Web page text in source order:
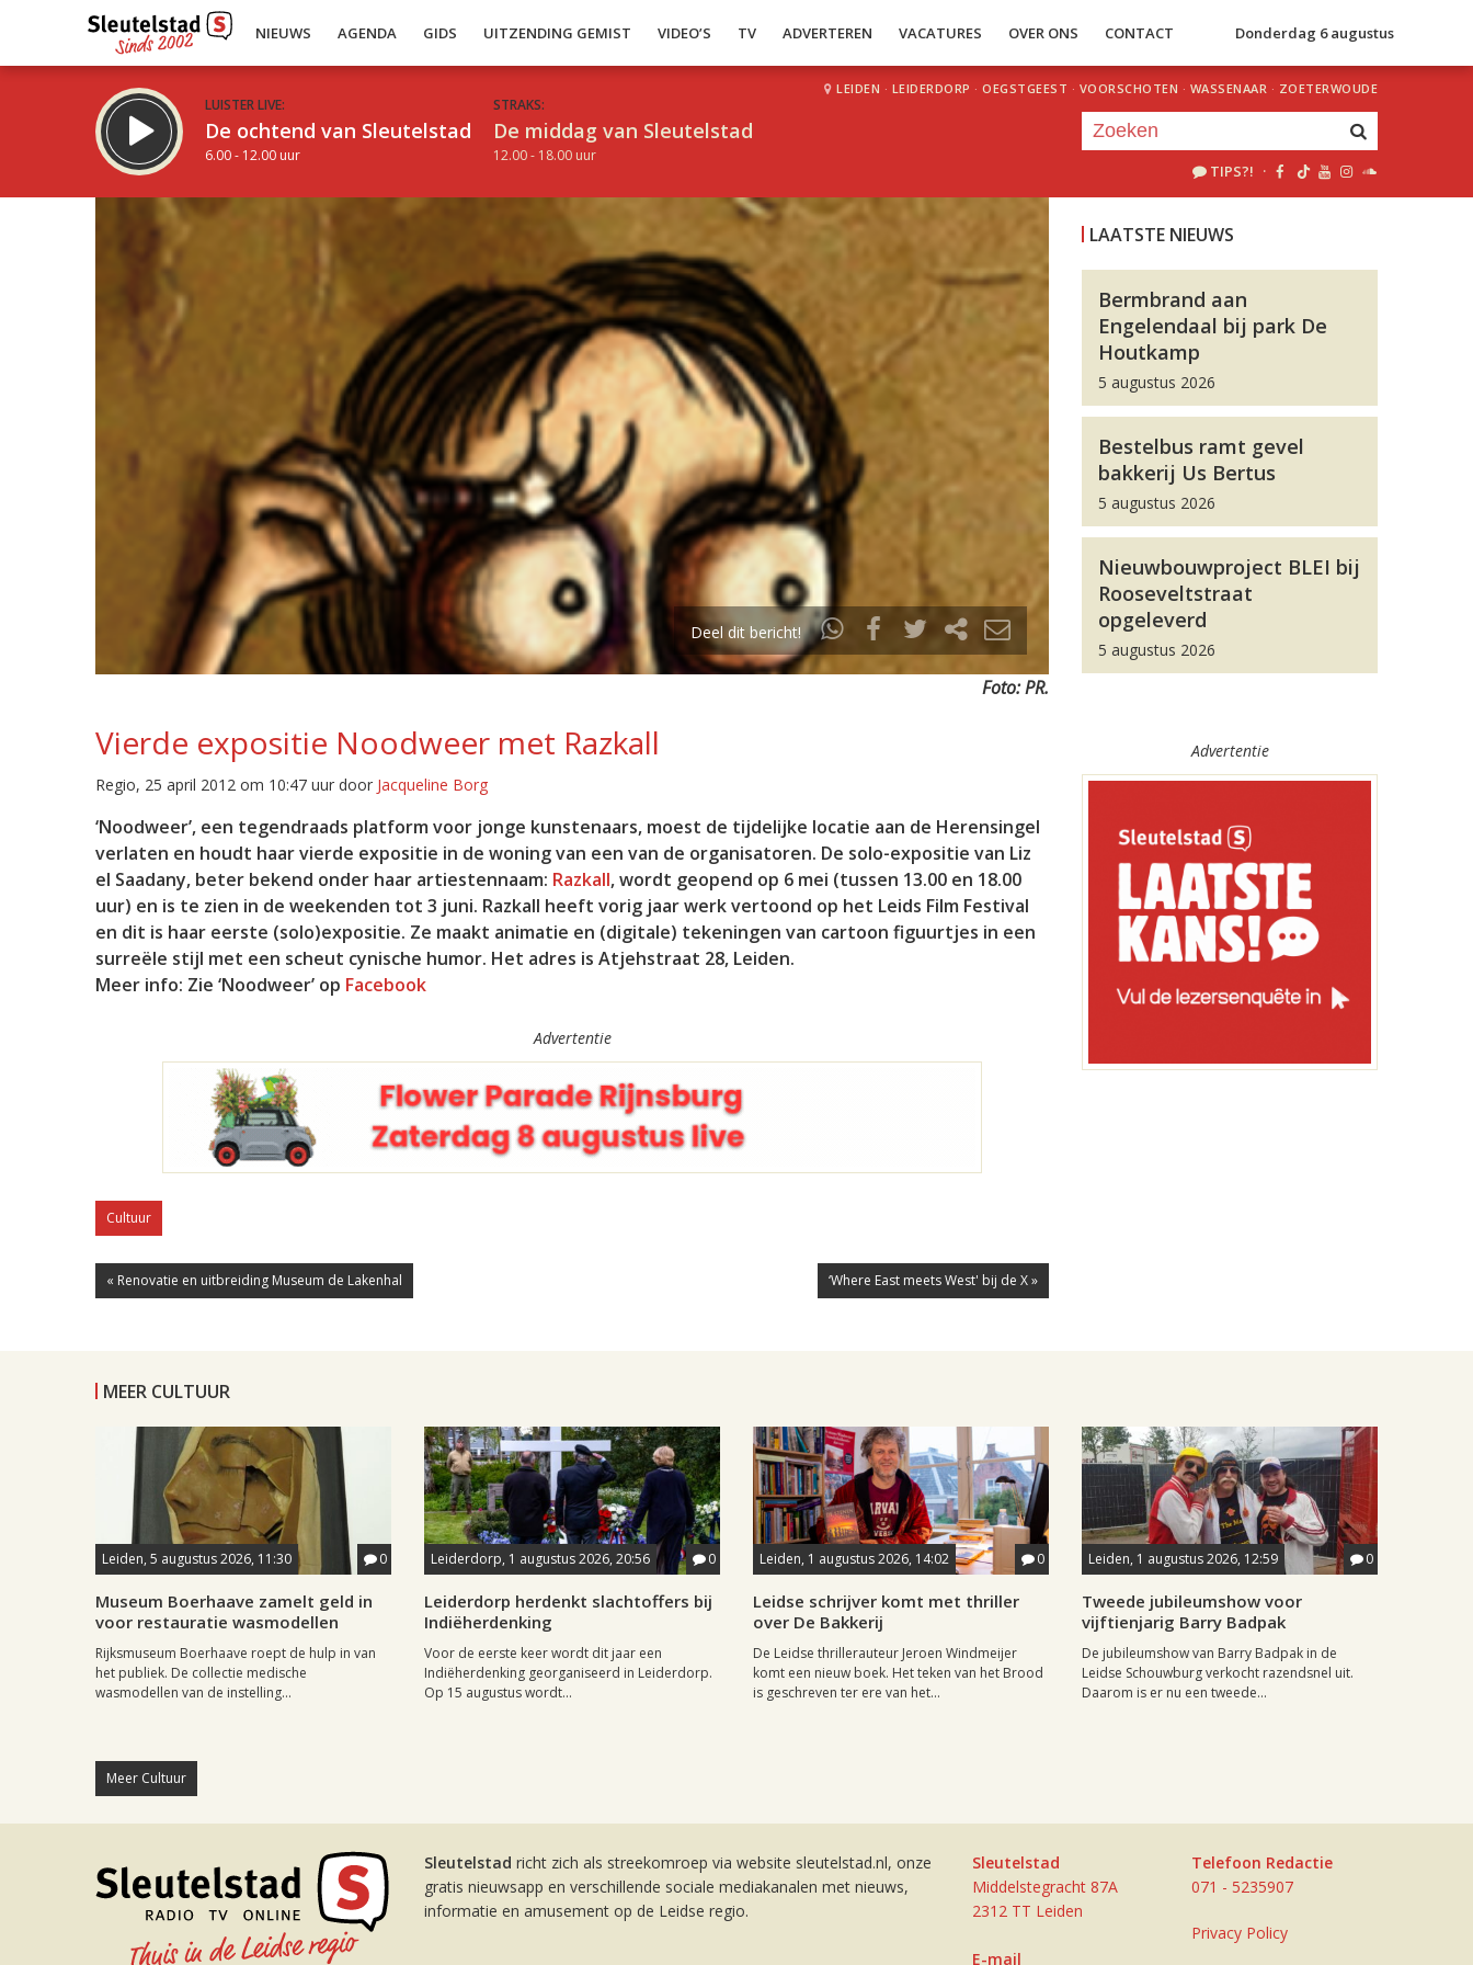
NIEUWS AGENDA GIDS UITZENDING GEMIST VIDEO’S TV ADVERTEREN VACATURES OVER ONS CONTACT Donderdag 6 augustus
LUISTER LIVE:
De ochtend van Sleutelstad
6.00 - 12.00 uur
STRAKS:
De middag van Sleutelstad
12.00 - 18.00 uur
LEIDEN · LEIDERDORP · OEGSTGEEST · VOORSCHOTEN · WASSENAAR · ZOETERWOUDE
TIPS?! ·
Deel dit bericht!
Foto: PR.
Vierde expositie Noodweer met Razkall
Regio, 25 april 2012 om 10:47 uur door Jacqueline Borg
‘Noodweer’, een tegendraads platform voor jonge kunstenaars, moest de tijdelijke locatie aan de Herensingel
verlaten en houdt haar vierde expositie in de woning van een van de organisatoren. De solo-expositie van Liz
el Saadany, beter bekend onder haar artiestennaam: Razkall, wordt geopend op 6 mei (tussen 13.00 en 18.00
uur) en is te zien in de weekenden tot 3 juni. Razkall heeft vorig jaar werk vertoond op het Leids Film Festival
en dit is haar eerste (solo)expositie. Ze maakt animatie en (digitale) tekeningen van cartoon figuurtjes in een
surreële stijl met een scheut cynische humor. Het adres is Atjehstraat 28, Leiden.
Meer info: Zie ‘Noodweer’ op Facebook
Advertentie
Cultuur
« Renovatie en uitbreiding Museum de Lakenhal ‘Where East meets West' bij de X »
LAATSTE NIEUWS
Bermbrand aan
Engelendaal bij park De
Houtkamp
5 augustus 2026
Bestelbus ramt gevel
bakkerij Us Bertus
5 augustus 2026
Nieuwbouwproject BLEI bij
Rooseveltstraat
opgeleverd
5 augustus 2026
Advertentie
MEER CULTUUR
Leiden, 5 augustus 2026, 11:30 0
Museum Boerhaave zamelt geld in
voor restauratie wasmodellen
Rijksmuseum Boerhaave roept de hulp in van
het publiek. De collectie medische
wasmodellen van de instelling...
Leiderdorp, 1 augustus 2026, 20:56 0
Leiderdorp herdenkt slachtoffers bij
Indiëherdenking
Voor de eerste keer wordt dit jaar een
Indiëherdenking georganiseerd in Leiderdorp.
Op 15 augustus wordt...
Leiden, 1 augustus 2026, 14:02 0
Leidse schrijver komt met thriller
over De Bakkerij
De Leidse thrillerauteur Jeroen Windmeijer
komt een nieuw boek. Het teken van het Brood
is geschreven ter ere van het...
Leiden, 1 augustus 2026, 12:59 0
Tweede jubileumshow voor
vijftienjarig Barry Badpak
De jubileumshow van Barry Badpak in de
Leidse Schouwburg verkocht razendsnel uit.
Daarom is er nu een tweede...
Meer Cultuur
Sleutelstad richt zich als streekomroep via website sleutelstad.nl, onze
gratis nieuwsapp en verschillende sociale mediakanalen met nieuws,
informatie en amusement op de Leidse regio.
Sleutelstad
Middelstegracht 87A
2312 TT Leiden
E-mail
Telefoon Redactie
071 - 5235907
Privacy Policy